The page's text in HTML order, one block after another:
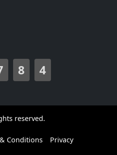
8 4
reserved.
Conditions
Privacy